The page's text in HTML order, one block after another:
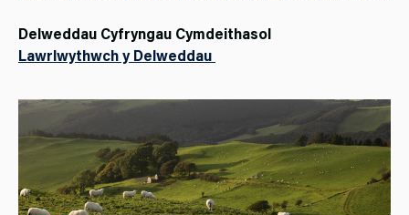
Delweddau Cyfryngau Cymdeithasol
Lawrlwythwch y Delweddau